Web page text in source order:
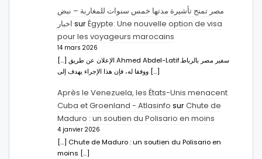
مصر تمنح تأشيرة مدتها خمس سنوات للمغاربة – نبض
اخبار surÉgypte: Une nouvelle option de visa
pour les voyageurs marocains
14 mars 2026
[…] الإعلان عن طريق Ahmed Abdel-Latifسفير مصر بالرباط.
ووفقا له، فإن هذا الإجراء يهدف إلى […]
Après le Venezuela, les États-Unis menacent
Cuba et Groenland - Atlasinfo surChute de
Maduro : un soutien du Polisario en moins
4 janvier 2026
[…] Chute de Maduro : un soutien du Polisario en
moins […]